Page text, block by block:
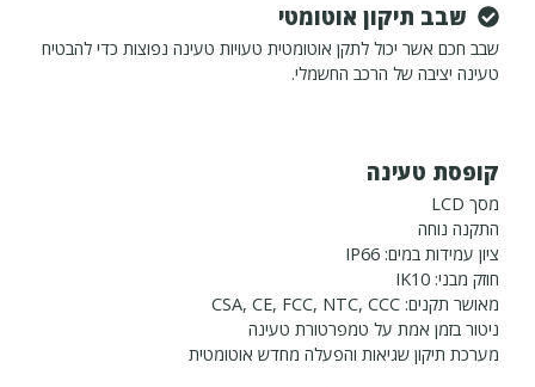
שבב תיקון אוטומטי
שבב חכם אשר יכול לתקן אוטומטית טעויות טעינה נפוצות כדי להבטיח
טעינה יציבה של הרכב החשמלי.
קופסת טעינה
מסך LCD
התקנה נוחה
ציון עמידות במים: IP66
חוזק מבני: IK10
מאושר תקנים: CSA, CE, FCC, NTC, CCC
ניטור בזמן אמת על טמפרטורת טעינה
מערכת תיקון שגיאות והפעלה מחדש אוטומטית